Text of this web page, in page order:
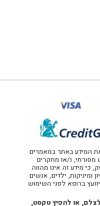
המידע באתר במאמרים
מסורתי, ו/או מחקרים
כי מידע זה אינו מהווה
ומיניקות, ילדים, אנשים
ברופא לפני השימוש
או להפיץ טקסט,